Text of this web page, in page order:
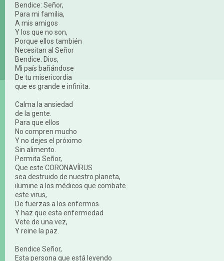
Bendice: Señor,
Para mi familia,
A mis amigos
Y los que no son,
Porque ellos también
Necesitan al Señor
Bendice: Dios,
Mi país bañándose
De tu misericordia
que es grande e infinita.
Calma la ansiedad
de la gente.
Para que ellos
No compren mucho
Y no dejes el próximo
Sin alimento.
Permita Señor,
Que este CORONAVÍRUS
sea destruido de nuestro planeta,
ilumine a los médicos que combate
este virus,
De fuerzas a los enfermos
Y haz que esta enfermedad
Vete de una vez,
Y reine la paz.
Bendice Señor,
Esta persona que está leyendo